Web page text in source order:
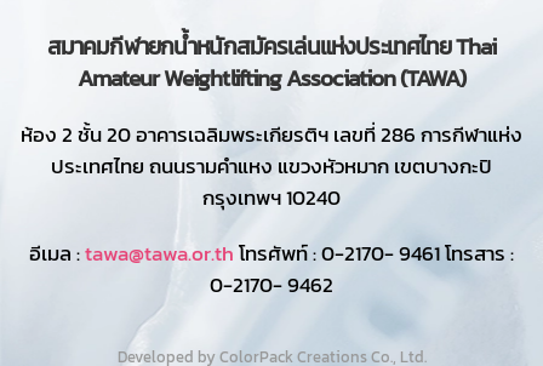
สมาคมกีฬายกน้ำหนักสมัครเล่นแห่งประเทศไทย Thai
Amateur Weightlifting Association (TAWA)
ห้อง 2 ชั้น 20 อาคารเฉลิมพระเกียรติฯ เลขที่ 286 การกีฬาแห่ง
ประเทศไทย ถนนรามคำแหง แขวงหัวหมาก เขตบางกะปิ
กรุงเทพฯ 10240
อีเมล :tawa@tawa.or.thโทรศัพท์ : 0-2170- 9461 โทรสาร :
0-2170- 9462
Developed by ColorPack Creations Co., Ltd.